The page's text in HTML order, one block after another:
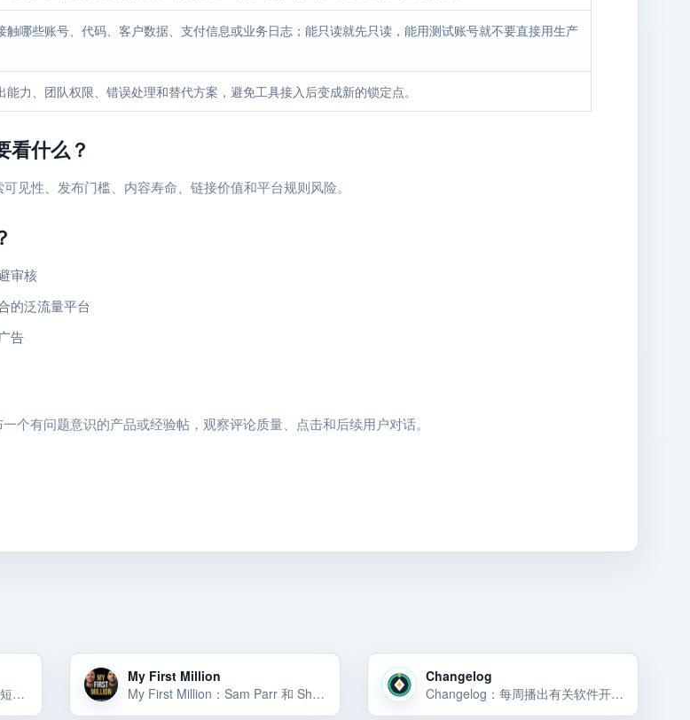
触哪些账号、代码、客户数据、支付信息或业务日志；能只读就先只读，能用测试账号就不要直接用生产
能力、团队权限、错误处理和替代方案，避免工具接入后变成新的锁定点。
看什么？
见性、发布门槛、内容寿命、链接价值和平台规则风险。
审核
的泛流量平台
告
个有问题意识的产品或经验帖，观察评论质量、点击和后续用户对话。
Indie Bites：与独立黑客进行简短的对话，这些黑客已经创办了小型、盈利且自力更生的企业。您将了解他们如何提出想法、如何验证、找到批客户并获得可持续的收入。每周二播出几集。
My First Million
My First Million：Sam Parr 和 Shaan Puri 的《我的个百万播客》
Changelog
Changelog：每周播出有关软件开发、开发者文化、开源、创业公司、人工智能、脑科学以及相关人员的节目。